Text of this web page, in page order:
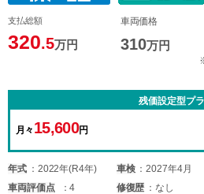
支払総額
320.5万円
車両価格
310万円
残価設定型プ
月々 15,600円
年式 2022年(R4年) 車検 2027年4月
車両評価点 4 修復歴 なし